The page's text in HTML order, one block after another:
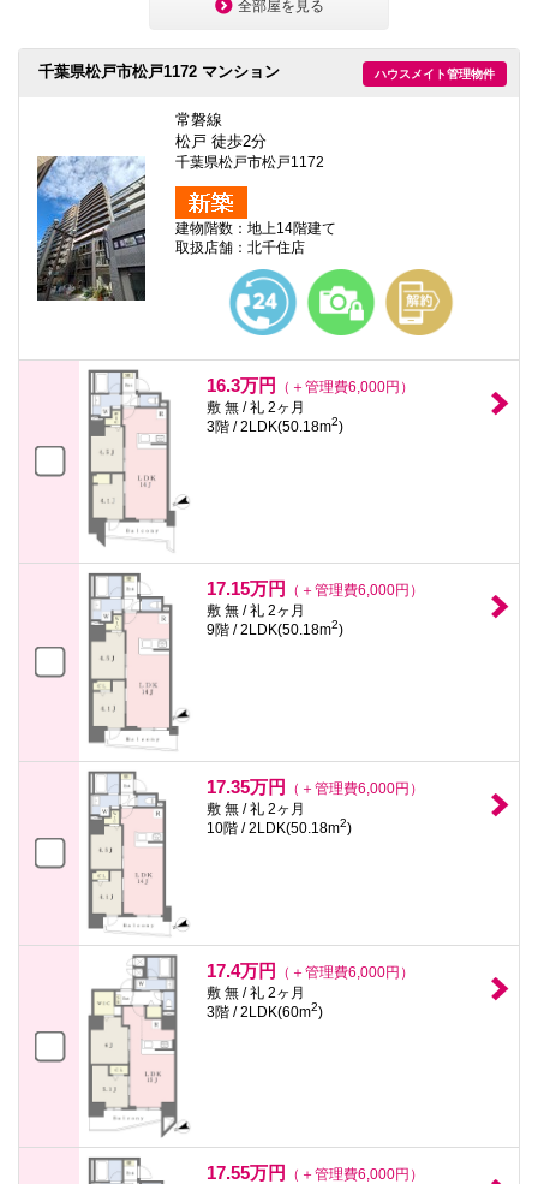
全部屋を見る
ハウスメイト管理物件
千葉県松戸市松戸1172 マンション
常磐線
松戸 徒歩2分
千葉県松戸市松戸1172
建物階数：地上14階建て
取扱店舗：北千住店
16.3万円
（＋管理費6,000円）
敷 無 / 礼 2ヶ月
3階 / 2LDK(50.18m2)
17.15万円
（＋管理費6,000円）
敷 無 / 礼 2ヶ月
9階 / 2LDK(50.18m2)
17.35万円
（＋管理費6,000円）
敷 無 / 礼 2ヶ月
10階 / 2LDK(50.18m2)
17.4万円
（＋管理費6,000円）
敷 無 / 礼 2ヶ月
3階 / 2LDK(60m2)
17.55万円
（＋管理費6,000円）